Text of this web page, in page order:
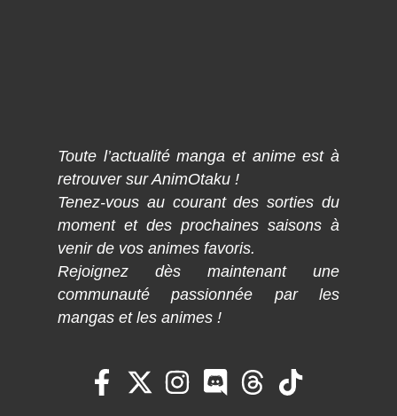
Toute l’actualité manga et anime est à
retrouver sur AnimOtaku !
Tenez-vous au courant des sorties du
moment et des prochaines saisons à
venir de vos animes favoris.
Rejoignez dès maintenant une
communauté passionnée par les
mangas et les animes !